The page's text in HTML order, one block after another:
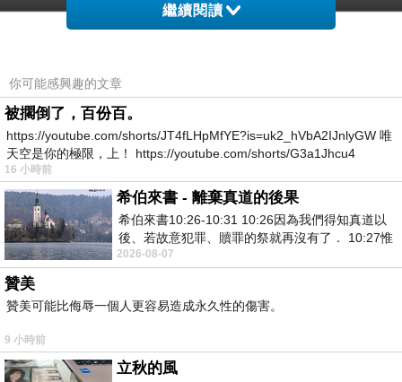
繼續閱讀
你可能感興趣的文章
被擱倒了，百份百。
https://youtube.com/shorts/JT4fLHpMfYE?is=uk2_hVbA2IJnlyGW 唯
天空是你的極限，上！ https://youtube.com/shorts/G3a1Jhcu4
16 小時前
希伯來書 - 離棄真道的後果
希伯來書10:26-10:31 10:26因為我們得知真道以
後、若故意犯罪、贖罪的祭就再沒有了． 10:27惟
有戰懼等候審判和那燒滅眾敵人的烈火
2026-08-07
贊美
贊美可能比侮辱一個人更容易造成永久性的傷害。
9 小時前
立秋的風